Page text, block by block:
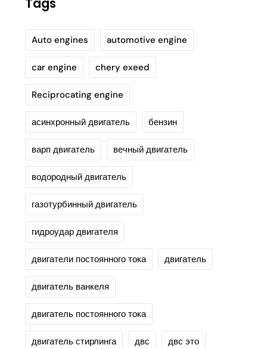
Auto engines automotive engine
car engine chery exeed
Reciprocating engine
асинхронный двигатель бензин
варп двигатель вечный двигатель
водородный двигатель
газотурбинный двигатель
гидроудар двигателя
двигатели постоянного тока двигатель
двигатель ванкеля
двигатель постоянного тока
двигатель стирлинга двс двс это